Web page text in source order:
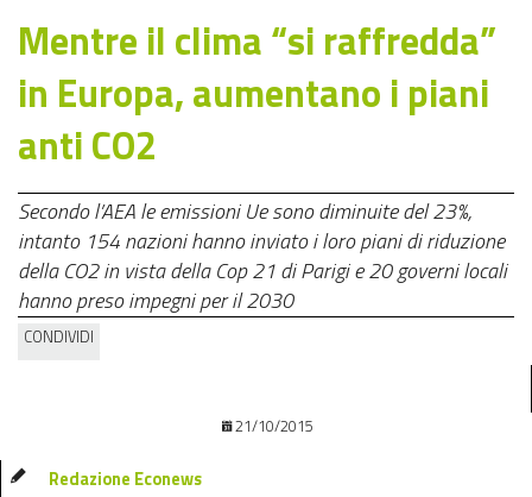
Mentre il clima “si raffredda”
in Europa, aumentano i piani
anti CO2
Secondo l’AEA le emissioni Ue sono diminuite del 23%,
intanto 154 nazioni hanno inviato i loro piani di riduzione
della CO2 in vista della Cop 21 di Parigi e 20 governi locali
hanno preso impegni per il 2030
CONDIVIDI
21/10/2015
Redazione Econews